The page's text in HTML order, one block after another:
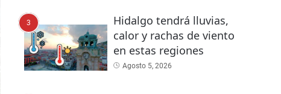
3
Hidalgo tendrá lluvias,
calor y rachas de viento
en estas regiones
Agosto 5, 2026